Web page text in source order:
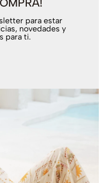
para estar
novedades y
para ti.